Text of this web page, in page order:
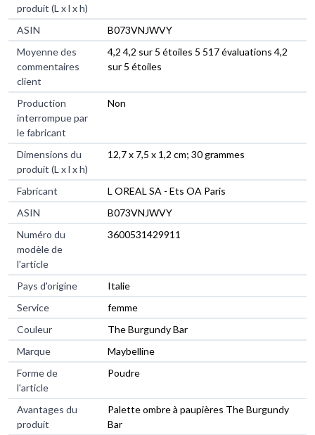
produit (L x l x h)
ASIN
‎B073VNJWVY
Moyenne des
commentaires
client
4,2 4,2 sur 5 étoiles 5 517 évaluations 4,2
sur 5 étoiles
Production
interrompue par
le fabricant
Non
Dimensions du
produit (L x l x h)
12,7 x 7,5 x 1,2 cm; 30 grammes
Fabricant
L OREAL SA - Ets OA Paris
ASIN
B073VNJWVY
Numéro du
modèle de
l'article
3600531429911
Pays d'origine
Italie
Service
femme
Couleur
The Burgundy Bar
Marque
Maybelline
Forme de
l'article
Poudre
Avantages du
produit
Palette ombre à paupières The Burgundy
Bar